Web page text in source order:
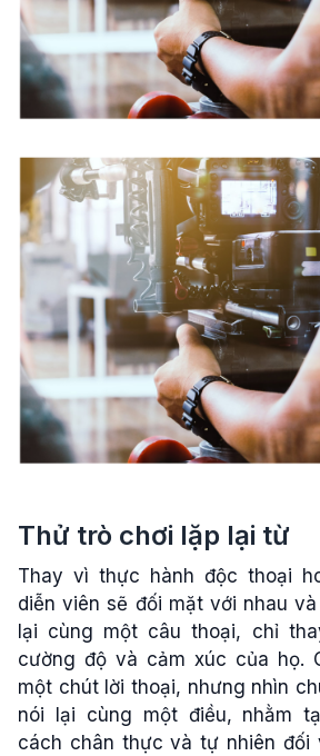
Thử trò chơi lặp lại từ
Thay vì thực hành độc thoại
diễn viên sẽ đối mặt với nhau
lại cùng một câu thoại, chỉ
cường độ và cảm xúc của họ.
một chút lời thoại, nhưng nhìn
nói lại cùng một điều, nhằm
cách chân thực và tự nhiên đối